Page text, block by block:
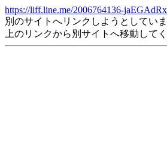
https://liff.line.me/2006764136-jaEGAdRx
別のサイトへリンクしようとしていま
上のリンクから別サイトへ移動してく